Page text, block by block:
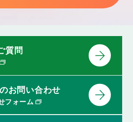
質問
お問い合わせ
フォーム